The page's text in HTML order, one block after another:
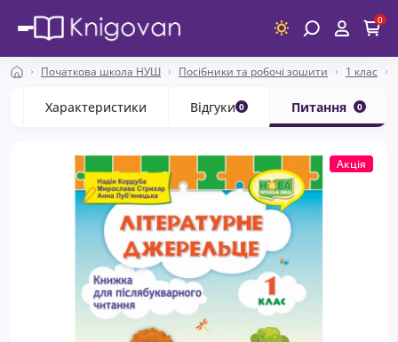
0
Початкова школа НУШ Посібники та робочі зошити 1 клас
Характеристики Відгуки 0 Питання 0
Акція